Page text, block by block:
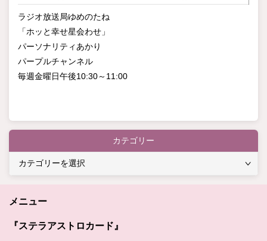
ラジオ放送局ゆめのたね
「ホッと幸せ星会わせ」
パーソナリティあかり
パープルチャンネル
毎週金曜日午後10:30～11:00
カテゴリー
リ
メニュー
『ステラアストロカード』